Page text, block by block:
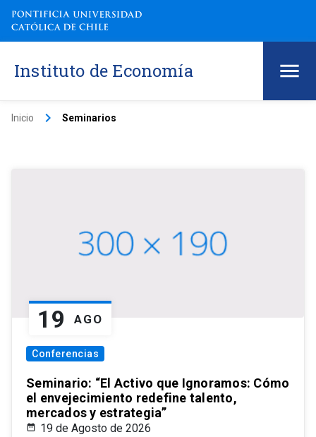
Instituto de Economía
Inicio keyboard_arrow_right Seminarios
19 AGO
Conferencias
Seminario: “El Activo que Ignoramos: Cómo
el envejecimiento redefine talento,
mercados y estrategia”
19 de Agosto de 2026